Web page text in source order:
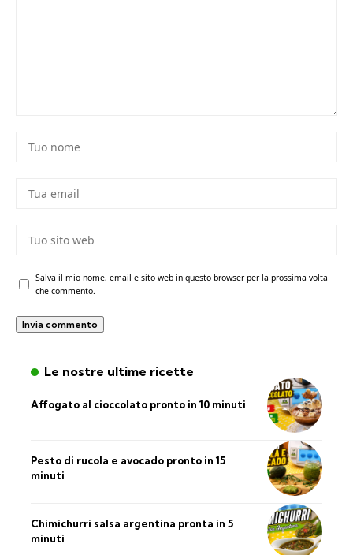
Salva il mio nome, email e sito web in questo browser per la prossima volta
che commento.
Le nostre ultime ricette
Affogato al cioccolato pronto in 10 minuti
Pesto di rucola e avocado pronto in 15
minuti
Chimichurri salsa argentina pronta in 5
minuti